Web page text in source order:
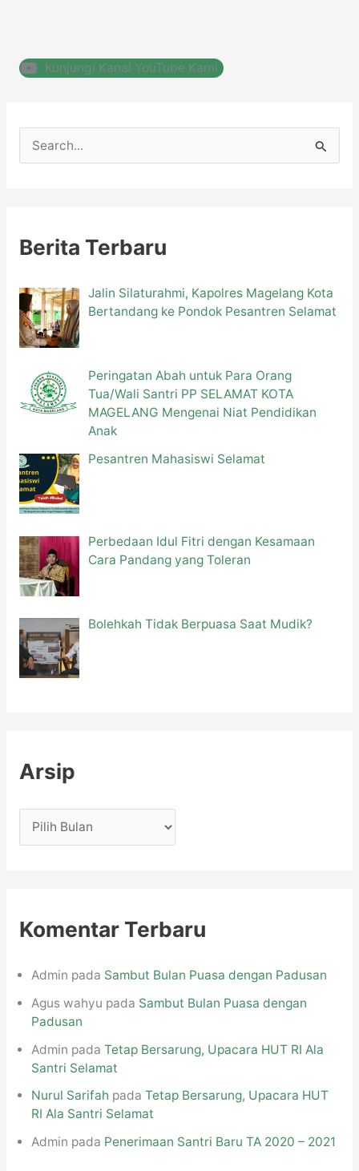
Kunjungi Kanal YouTube Kami
a
u
t
u
k
Berita Terbaru
Jalin Silaturahmi, Kapolres Magelang Kota
Bertandang ke Pondok Pesantren Selamat
Peringatan Abah untuk Para Orang
Tua/Wali Santri PP SELAMAT KOTA
MAGELANG Mengenai Niat Pendidikan
Anak
Pesantren Mahasiswi Selamat
Perbedaan Idul Fitri dengan Kesamaan
Cara Pandang yang Toleran
Bolehkah Tidak Berpuasa Saat Mudik?
Arsip
r
p
Komentar Terbaru
Admin pada Sambut Bulan Puasa dengan Padusan
Agus wahyu pada Sambut Bulan Puasa dengan
Padusan
Admin padaTetap Bersarung, Upacara HUT RI Ala
Santri Selamat
Nurul Sarifah padaTetap Bersarung, Upacara HUT
RI Ala Santri Selamat
Admin pada Penerimaan Santri Baru TA 2020 – 2021